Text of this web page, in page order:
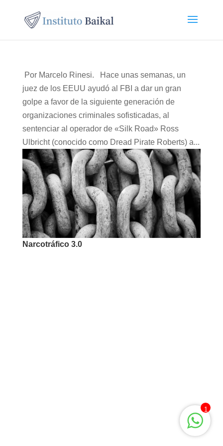
Narcotráfico 3.0
Por Marcelo Rinesi. Hace unas semanas, un
juez de los EEUU ayudó al FBI a dar un gran
golpe a favor de la siguiente generación de
organizaciones criminales sofisticadas, al
sentenciar al operador de «Silk Road» Ross
Ulbricht (conocido como Dread Pirate Roberts) a...
1